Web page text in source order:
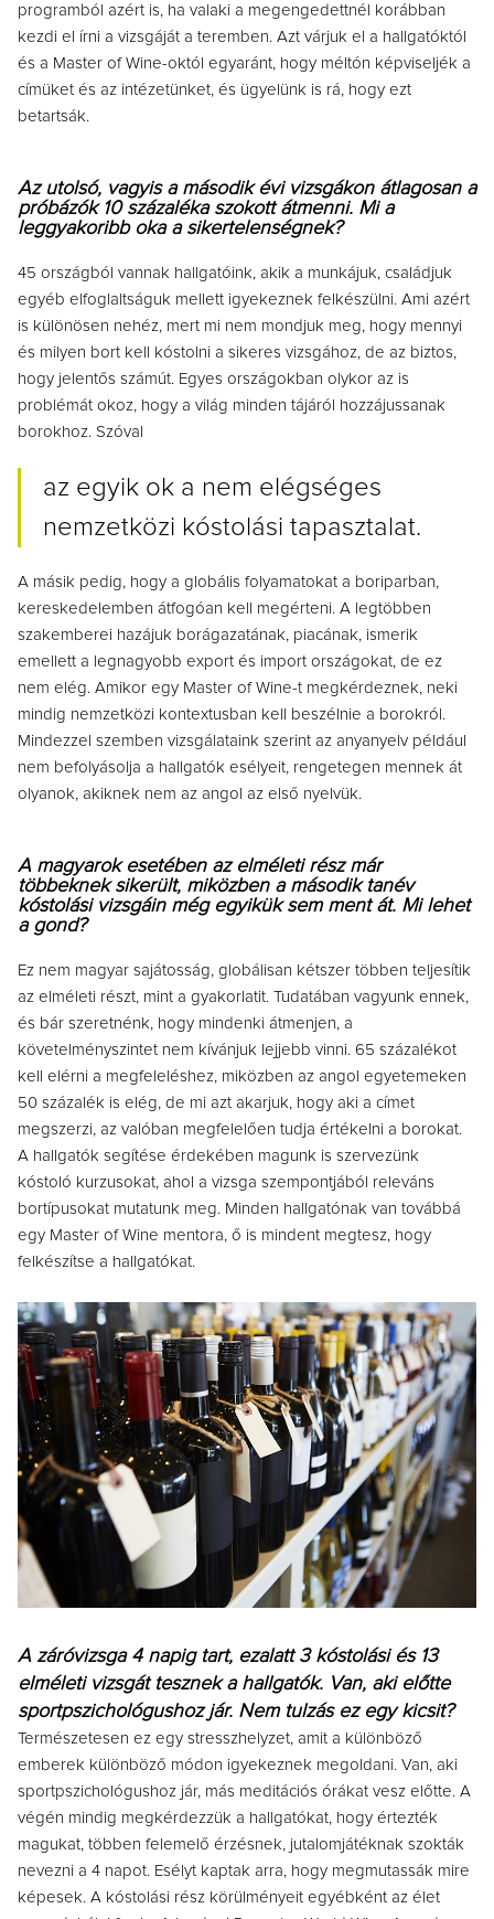
programból azért is, ha valaki a megengedettnél korábban
kezdi el írni a vizsgáját a teremben. Azt várjuk el a hallgatóktól
és a Master of Wine-októl egyaránt, hogy méltón képviseljék a
címüket és az intézetünket, és ügyelünk is rá, hogy ezt
betartsák.
Az utolsó, vagyis a második évi vizsgákon átlagosan a
próbázók 10 százaléka szokott átmenni. Mi a
leggyakoribb oka a sikertelenségnek?
45 országból vannak hallgatóink, akik a munkájuk, családjuk
egyéb elfoglaltságuk mellett igyekeznek felkészülni. Ami azért
is különösen nehéz, mert mi nem mondjuk meg, hogy mennyi
és milyen bort kell kóstolni a sikeres vizsgához, de az biztos,
hogy jelentős számút. Egyes országokban olykor az is
problémát okoz, hogy a világ minden tájáról hozzájussanak
borokhoz. Szóval
az egyik ok a nem elégséges
nemzetközi kóstolási tapasztalat.
A másik pedig, hogy a globális folyamatokat a boriparban,
kereskedelemben átfogóan kell megérteni. A legtöbben
szakemberei hazájuk borágazatának, piacának, ismerik
emellett a legnagyobb export és import országokat, de ez
nem elég. Amikor egy Master of Wine-t megkérdeznek, neki
mindig nemzetközi kontextusban kell beszélnie a borokról.
Mindezzel szemben vizsgálataink szerint az anyanyelv például
nem befolyásolja a hallgatók esélyeit, rengetegen mennek át
olyanok, akiknek nem az angol az első nyelvük.
A magyarok esetében az elméleti rész már
többeknek sikerült, miközben a második tanév
kóstolási vizsgáin még egyikük sem ment át. Mi lehet
a gond?
Ez nem magyar sajátosság, globálisan kétszer többen teljesítik
az elméleti részt, mint a gyakorlatit. Tudatában vagyunk ennek,
és bár szeretnénk, hogy mindenki átmenjen, a
követelményszintet nem kívánjuk lejjebb vinni. 65 százalékot
kell elérni a megfeleléshez, miközben az angol egyetemeken
50 százalék is elég, de mi azt akarjuk, hogy aki a címet
megszerzi, az valóban megfelelően tudja értékelni a borokat.
A hallgatók segítése érdekében magunk is szervezünk
kóstoló kurzusokat, ahol a vizsga szempontjából releváns
bortípusokat mutatunk meg. Minden hallgatónak van továbbá
egy Master of Wine mentora, ő is mindent megtesz, hogy
felkészítse a hallgatókat.
A záróvizsga 4 napig tart, ezalatt 3 kóstolási és 13
elméleti vizsgát tesznek a hallgatók. Van, aki előtte
sportpszichológushoz jár. Nem tulzás ez egy kicsit?
Természetesen ez egy stresszhelyzet, amit a különböző
emberek különböző módon igyekeznek megoldani. Van, aki
sportpszichológushoz jár, más meditációs órákat vesz előtte. A
végén mindig megkérdezzük a hallgatókat, hogy értezték
magukat, többen felemelő érzésnek, jutalomjátéknak szokták
nevezni a 4 napot. Esélyt kaptak arra, hogy megmutassák mire
képesek. A kóstolási rész körülményeit egyébként az élet